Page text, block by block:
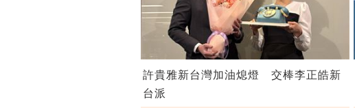
許貴雅新台灣加油熄燈 交棒李正皓新
台派